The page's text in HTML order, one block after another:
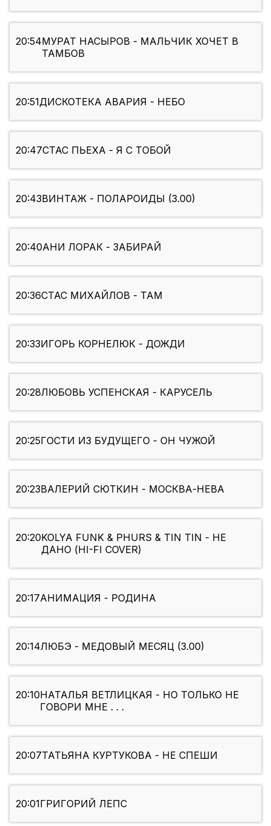
20:54МУРАТ НАСЫРОВ - МАЛЬЧИК ХОЧЕТ В
ТАМБОВ
20:51ДИСКОТЕКА АВАРИЯ - НЕБО
20:47СТАС ПЬЕХА - Я С ТОБОЙ
20:43ВИНТАЖ - ПОЛАРОИДЫ (3.00)
20:40АНИ ЛОРАК - ЗАБИРАЙ
20:36СТАС МИХАЙЛОВ - ТАМ
20:33ИГОРЬ КОРНЕЛЮК - ДОЖДИ
20:28ЛЮБОВЬ УСПЕНСКАЯ - КАРУСЕЛЬ
20:25ГОСТИ ИЗ БУДУЩЕГО - ОН ЧУЖОЙ
20:23ВАЛЕРИЙ СЮТКИН - МОСКВА-НЕВА
20:20KOLYA FUNK & PHURS & TIN TIN - НЕ
ДАНО (HI-FI COVER)
20:17АНИМАЦИЯ - РОДИНА
20:14ЛЮБЭ - МЕДОВЫЙ МЕСЯЦ (3.00)
20:10НАТАЛЬЯ ВЕТЛИЦКАЯ - НО ТОЛЬКО НЕ
ГОВОРИ МНЕ . . .
20:07ТАТЬЯНА КУРТУКОВА - НЕ СПЕШИ
20:01ГРИГОРИЙ ЛЕПС